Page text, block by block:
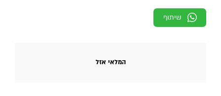
שיתוף
המלאי אזל